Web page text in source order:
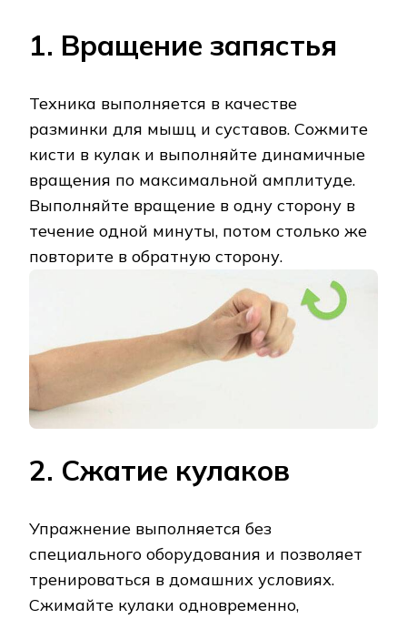
1. Вращение запястья
Техника выполняется в качестве
разминки для мышц и суставов. Сожмите
кисти в кулак и выполняйте динамичные
вращения по максимальной амплитуде.
Выполняйте вращение в одну сторону в
течение одной минуты, потом столько же
повторите в обратную сторону.
2. Сжатие кулаков
Упражнение выполняется без
специального оборудования и позволяет
тренироваться в домашних условиях.
Сжимайте кулаки одновременно,